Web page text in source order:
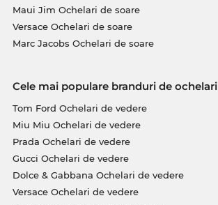
Maui Jim Ochelari de soare
Versace Ochelari de soare
Marc Jacobs Ochelari de soare
Cele mai populare branduri de ochelari
Tom Ford Ochelari de vedere
Miu Miu Ochelari de vedere
Prada Ochelari de vedere
Gucci Ochelari de vedere
Dolce & Gabbana Ochelari de vedere
Versace Ochelari de vedere